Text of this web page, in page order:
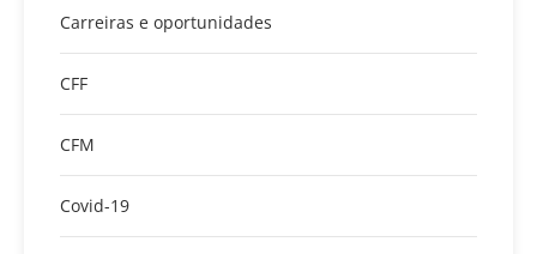
Carreiras e oportunidades
CFF
CFM
Covid-19